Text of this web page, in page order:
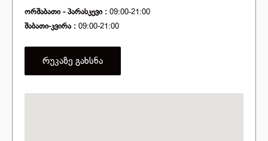
ორშაბათი - პარასკევი : 09:00-21:00
შაბათი-კვირა : 09:00-21:00
რუკაზე გახსნა